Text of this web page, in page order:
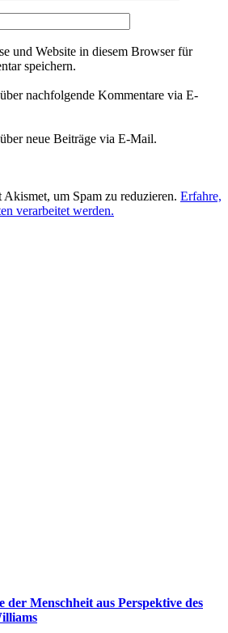
und Website in diesem Browser für
speichern.
nachfolgende Kommentare via E-
neue Beiträge via E-Mail.
um Spam zu reduzieren. Erfahre,
verarbeitet werden.
der Menschheit aus Perspektive des